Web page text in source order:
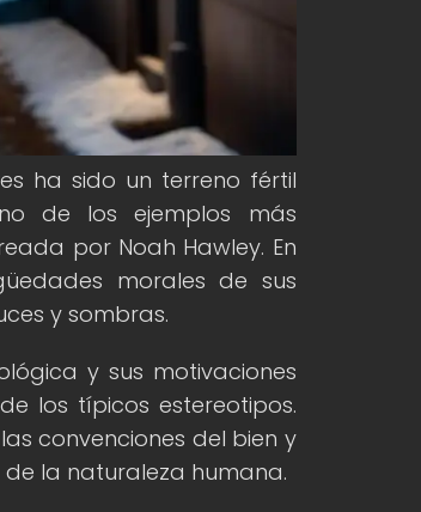
ha sido un terreno fértil
de los ejemplos más
por Noah Hawley. En
morales de sus
y sombras.
y sus motivaciones
los típicos estereotipos.
convenciones del bien y
la naturaleza humana.